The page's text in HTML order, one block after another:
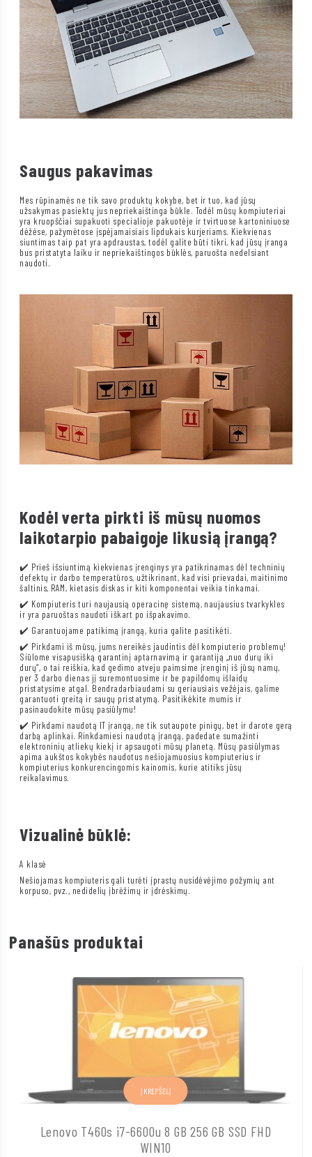
Saugus pakavimas
Mes rūpinamės ne tik savo produktų kokybe, bet ir tuo, kad jūsų
užsakymas pasiektų jus nepriekaištinga būkle. Todėl mūsų kompiuteriai
yra kruopščiai supakuoti specialioje pakuotėje ir tvirtuose kartoniniuose
dėžėse, pažymėtose įspėjamaisiais lipdukais kurjeriams. Kiekvienas
siuntimas taip pat yra apdraustas, todėl galite būti tikri, kad jūsų įranga
bus pristatyta laiku ir nepriekaištingos būklės, paruošta nedelsiant
naudoti.
Kodėl verta pirkti iš mūsų nuomos
laikotarpio pabaigoje likusią įrangą?
✔️ Prieš išsiuntimą kiekvienas įrenginys yra patikrinamas dėl techninių
defektų ir darbo temperatūros, užtikrinant, kad visi prievadai, maitinimo
šaltinis, RAM, kietasis diskas ir kiti komponentai veikia tinkamai.
✔️ Kompiuteris turi naujausią operacinę sistemą, naujausius tvarkykles
ir yra paruoštas naudoti iškart po išpakavimo.
✔️ Garantuojame patikimą įrangą, kuria galite pasitikėti.
✔️ Pirkdami iš mūsų, jums nereikės jaudintis dėl kompiuterio problemų!
Siūlome visapusišką garantinį aptarnavimą ir garantiją „nuo durų iki
durų“, o tai reiškia, kad gedimo atveju paimsime įrenginį iš jūsų namų,
per 3 darbo dienas jį suremontuosime ir be papildomų išlaidų
pristatysime atgal. Bendradarbiaudami su geriausiais vežėjais, galime
garantuoti greitą ir saugų pristatymą. Pasitikėkite mumis ir
pasinaudokite mūsų pasiūlymu!
✔️ Pirkdami naudotą IT įrangą, ne tik sutaupote pinigų, bet ir darote gerą
darbą aplinkai. Rinkdamiesi naudotą įrangą, padedate sumažinti
elektroninių atliekų kiekį ir apsaugoti mūsų planetą. Mūsų pasiūlymas
apima aukštos kokybės naudotus nešiojamuosius kompiuterius ir
kompiuterius konkurencingomis kainomis, kurie atitiks jūsų
reikalavimus.
Vizualinė būklė:
A klasė
Nešiojamas kompiuteris gali turėti įprastų nusidėvėjimo požymių ant
korpuso, pvz., nedidelių įbrėžimų ir įdrėskimų.
Panašūs produktai
Lenovo T460s i7-6600u 8 GB 256 GB SSD FHD
WIN10
Į KREPŠELĮ